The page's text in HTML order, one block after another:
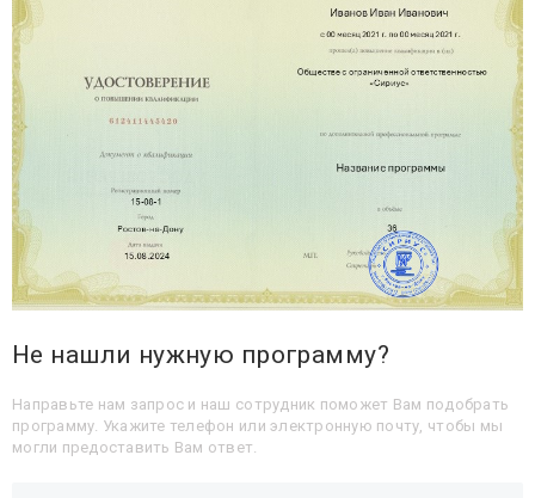
Не нашли нужную программу?
Направьте нам запрос и наш сотрудник поможет Вам подобрать
программу. Укажите телефон или электронную почту, чтобы мы
могли предоставить Вам ответ.